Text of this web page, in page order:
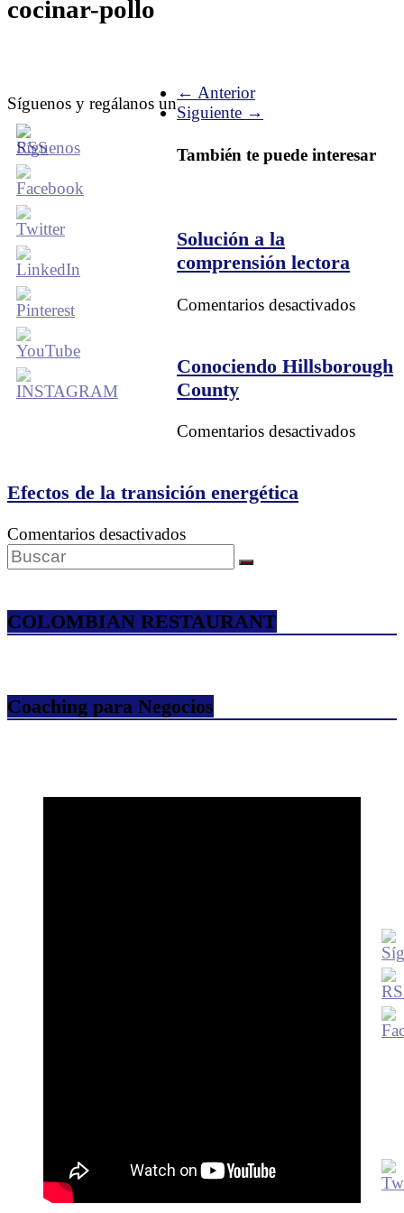
cocinar-pollo
Síguenos y regálanos un
← Anterior
Siguiente →
También te puede interesar
Solución a la
comprensión lectora
Comentarios desactivadosen
la
Conociendo Hillsborough
County
Comentarios desactivadosen
Efectos de la transición energética
Comentarios desactivadosen
de
transición
energética
COLOMBIAN RESTAURANT
Coaching para Negocios